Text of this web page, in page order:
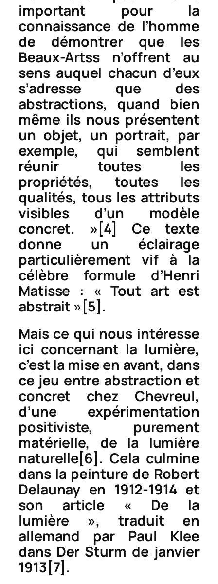
important pour la
connaissance de l’homme
de démontrer que les
Beaux-Artss n’offrent au
sens auquel chacun d’eux
s’adresse que des
abstractions, quand bien
même ils nous présentent
un objet, un portrait, par
exemple, qui semblent
réunir toutes les
propriétés, toutes les
qualités, tous les attributs
visibles d’un modèle
concret. » [4]
Ce texte
donne un éclairage
particulièrement vif à la
célèbre formule d’Henri
Matisse : « Tout art est
abstrait » [5] .
Mais ce qui nous intéresse
ici concernant la lumière,
c’est la mise en avant, dans
ce jeu entre abstraction et
concret chez Chevreul,
d’une expérimentation
positiviste, purement
matérielle, de la lumière
naturelle[6] . Cela culmine
dans la peinture de Robert
Delaunay en 1912-1914 et
son article « De la
lumière », traduit en
allemand par Paul Klee
dans Der Sturm de janvier
1913 [7] .